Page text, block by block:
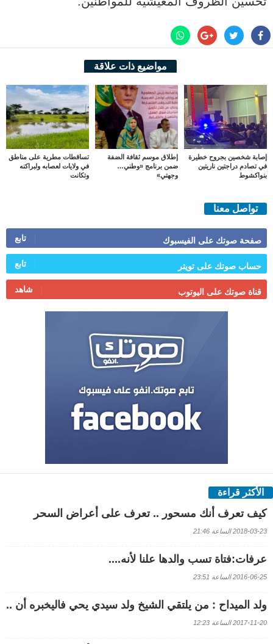
مواضيع ذات علاقة
إصابة شخصين بجروح خطيرة
في تصادم دراجتين ناريتين
بنواكشوط
إطلاق موسم ثقافة الضفة
ضمن برنامج «وطني…
وجهتي»
تساقطات مطرية على مناطق
في ولايات لعصابه ولبراكنه
وتكانت
تواصل معنا
صفحة صوتك على الفيسبوك تابع
حساب صوتك على تويتر تابع
قناة صوتك على اليوتوب شاهد
الأكثر قراءة
كيف تعرف أنك مسحور .. تعرف على أعراض السحر
2018-03-23 الساعة 21:46
عرفات:فتاة تسب والدها علنا لأنه....
2016-06-25 الساعة 23:51
ولد الميداح : من يلتقي الشيخ ولد سيدي يحي فاليخبره أن ..
2017-11-20 الساعة 12:23